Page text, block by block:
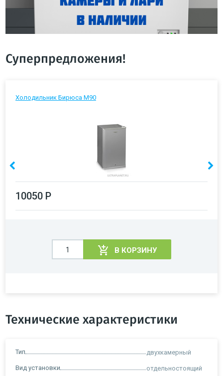
Суперпредложения!
Холодильник Бирюса М90
10050 Р
В КОРЗИНУ
Технические характеристики
Тип двухкамерный
Вид установки отдельностоящий